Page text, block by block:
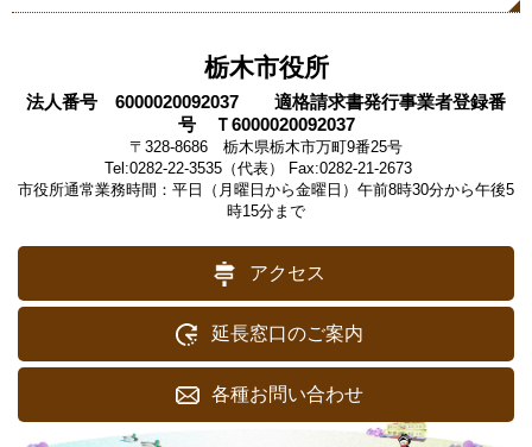
栃木市役所
法人番号 6000020092037 適格請求書発行事業者登録番
号 Ｔ6000020092037
〒328-8686 栃木県栃木市万町9番25号
Tel:0282-22-3535（代表） Fax:0282-21-2673
市役所通常業務時間：平日（月曜日から金曜日）午前8時30分から午後5
時15分まで
アクセス
延長窓口のご案内
各種お問い合わせ